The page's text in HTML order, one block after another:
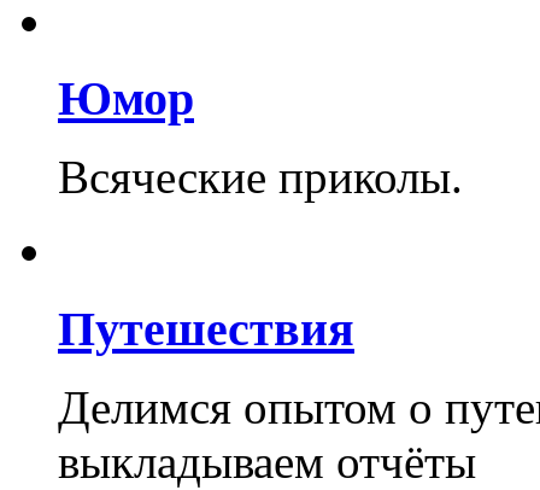
Юмор
Всяческие приколы.
Путешествия
Делимся опытом о
выкладываем отчёты